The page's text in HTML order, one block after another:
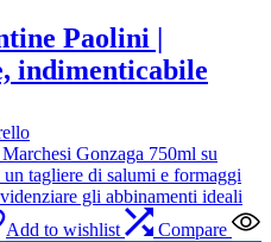
Paolini |
indimenticabile
Add to wishlist Compare